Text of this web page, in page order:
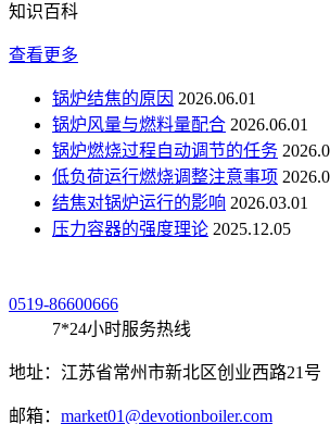
知识百科
查看更多
锅炉结焦的原因 2026.06.01
锅炉风量与燃料量配合 2026.06.01
锅炉燃烧过程自动调节的任务
低负荷运行燃烧调整注意事项
结焦对锅炉运行的影响 2026.03.01
压力容器的强度理论 2025.12.05
0519-86600666
7*24小时服务热线
地址：江苏省常州市新北区创业西路21号
邮箱： market01@devotionboiler.com